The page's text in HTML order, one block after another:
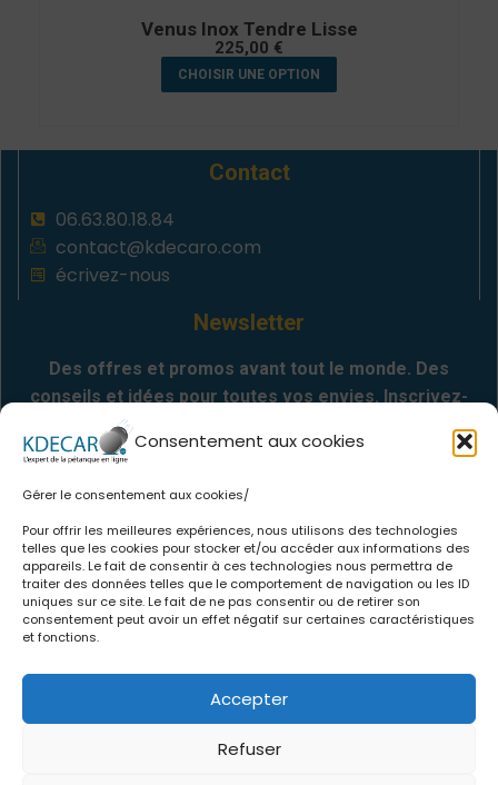
Consentement aux cookies
Gérer le consentement aux cookies/
Pour offrir les meilleures expériences, nous utilisons des technologies
telles que les cookies pour stocker et/ou accéder aux informations des
appareils. Le fait de consentir à ces technologies nous permettra de
traiter des données telles que le comportement de navigation ou les ID
uniques sur ce site. Le fait de ne pas consentir ou de retirer son
consentement peut avoir un effet négatif sur certaines caractéristiques
et fonctions.
Accepter
Refuser
Venus Inox Tendre Lisse
225,00 €
CHOISIR UNE OPTION
Contact
06.63.80.18.84
contact@kdecaro.com
écrivez-nous
Newsletter
Des offres et promos avant tout le monde. Des
conseils et idées pour toutes vos envies. Inscrivez-
Informations
.Qui sommes-nous
.Politique de confidentialité